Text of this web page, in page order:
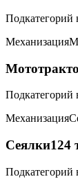
Подкатегорий
Механизация
Подкатегорий
Механизация
Сеялки124
Подкатегорий